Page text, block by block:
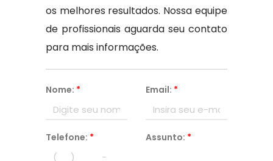
os melhores resultados. Nossa equipe
de profissionais aguarda seu contato
para mais informações.
Nome: * Email: *
Telefone: * Assunto: *